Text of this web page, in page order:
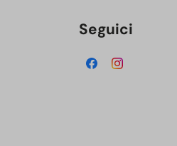
Seguici